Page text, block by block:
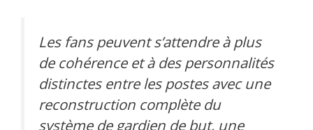
Les fans peuvent s’attendre à plus
de cohérence et à des personnalités
distinctes entre les postes avec une
reconstruction complète du
système de gardien de but, une